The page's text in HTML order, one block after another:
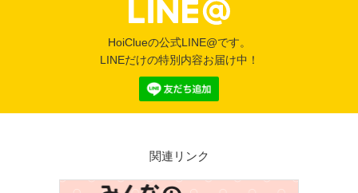
HoiClueの公式LINE@です。
LINEだけの特別内容お届け中！
関連リンク